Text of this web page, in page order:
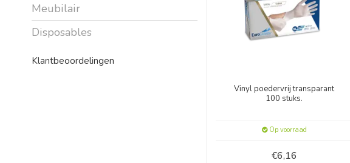
Meubilair
Disposables
Klantbeoordelingen
Vinyl poedervrij transparant
100 stuks.
Op voorraad
€6,16